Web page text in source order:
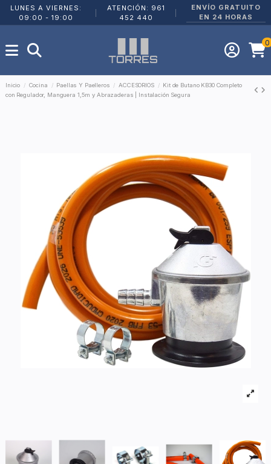
LUNES A VIERNES:
09:00 - 19:00
ATENCIÓN: 961
452 440
ENVÍO GRATUITO
EN 24 HORAS
0
Inicio Cocina Paellas Y Paelleros ACCESORIOS
Kit de Butano KB30 Completo
con Regulador, Manguera 1,5m y Abrazaderas | Instalación Segura